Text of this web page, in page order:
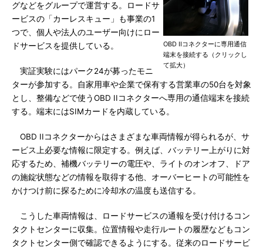
OBD IIコネクターに専用通信
端末を接続する（クリックし
て拡大）
グなどをグループで運営する。ロードサ
ービスの「カーレスキュー」も事業の1
つで、個人や法人のユーザー向けにロー
ドサービスを提供している。
実証実験にはパーク24が募ったモニ
ターが参加する。自家用車や企業で保有する営業車の50台を対象
とし、整備などで使うOBD IIコネクターへ専用の通信端末を接続
する。端末にはSIMカードを内蔵している。
OBD IIコネクターからはさまざまな車両情報が得られるが、サ
ービス上必要な情報に限定する。例えば、バッテリー上がりに対
応するため、補機バッテリーの電圧や、ライトのオンオフ、ドア
の施錠状態などの情報を取得する他、オーバーヒートの可能性を
かけつけ前に探るために冷却水の温度も送信する。
こうした車両情報は、ロードサービスの通報を受け付けるコン
タクトセンターに収集。位置情報や走行ルートの履歴などもコン
タクトセンター側で確認できるようにする。従来のロードサービ